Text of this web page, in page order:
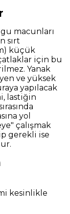
macunları
sırt
küçük
için bu
Yanak
ve yüksek
yapılacak
lastiğin
yol
çalışmak
gerekli ise
kesinlikle